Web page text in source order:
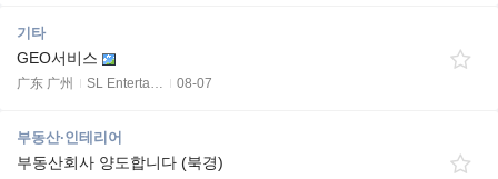
기타
GEO서비스
广东 广州 SL Enterta… 08-07
부동산·인테리어
부동산회사 양도합니다 (북경)